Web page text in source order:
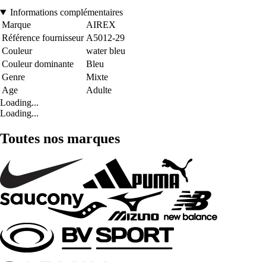
Informations complémentaires
Marque
AIREX
Référence fournisseur A5012-29
Couleur
water bleu
Couleur dominante
Bleu
Genre
Mixte
Age
Adulte
Loading...
Loading...
Toutes nos marques